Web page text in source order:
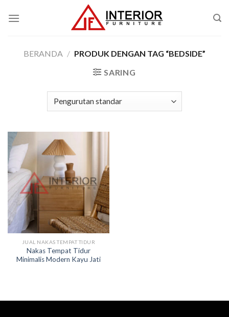
BERANDA / PRODUK DENGAN TAG “BEDSIDE”
SARING
JUAL NAKAS TEMPAT TIDUR
Nakas Tempat Tidur
Minimalis Modern Kayu Jati